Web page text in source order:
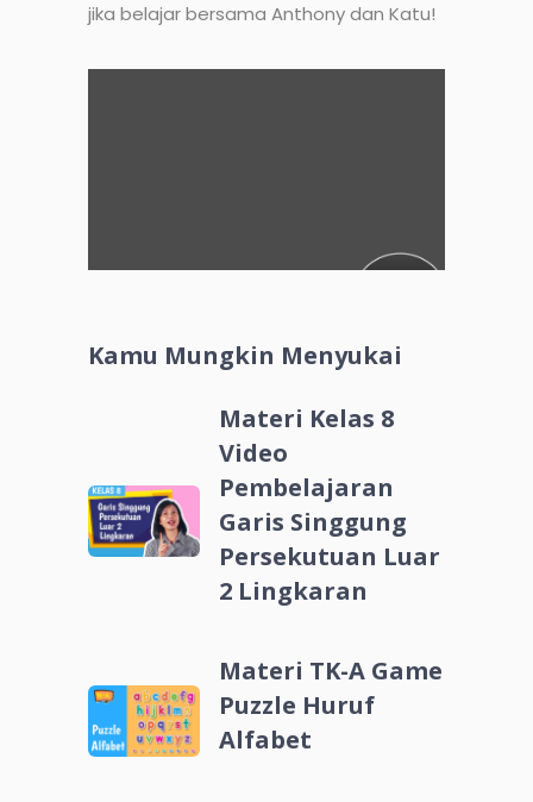
jika belajar bersama Anthony dan Katu!
Kamu Mungkin Menyukai
Materi Kelas 8
Video
Pembelajaran
Garis Singgung
Persekutuan Luar
2 Lingkaran
Materi TK-A Game
Puzzle Huruf
Alfabet